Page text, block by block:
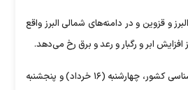
و قزوین و در دامنه‌های شمالی البرز واقع
افزایش ابر و رگبار و رعد و برق رخ می‌دهد.
بر اساس اعلام سازمان هواشناسی کشور، چهارشنبه (۱۶ خرداد) و پنجشنبه